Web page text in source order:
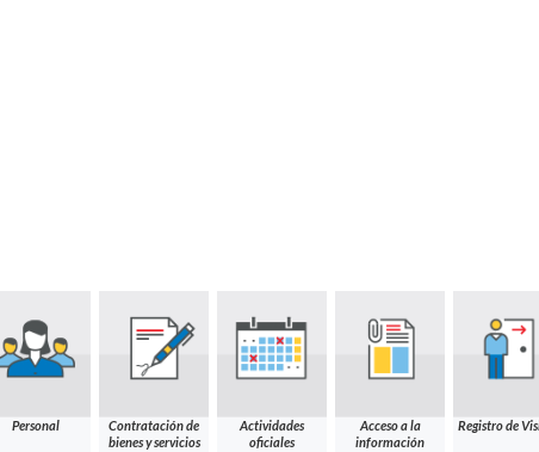
Personal
Contratación de
bienes y servicios
Actividades
oficiales
Acceso a la
información
Registro de